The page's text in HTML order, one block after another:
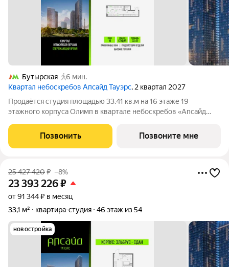
Бутырская
6 мин.
Квартал небоскребов Апсайд Тауэрс, 2 квартал 2027
Продаётся студия площадью 33.41 кв.м на 16 этаже 19
этажного корпуса Олимп в квартале небоскребов «Апсайд
Атлас, корпус Эльбрус, Гранд-плаза, Москва-Сити. Номер
квартиры В1601. «Апсайд
Позвонить Позвоните мне
25 427 420₽ –8%
23 393 226₽
от 91 344 ₽ в месяц
33,1 м²
квартира-студия 46 этаж из 54
новостройка